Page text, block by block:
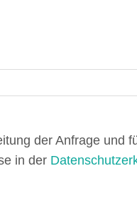
der Anfrage
in der